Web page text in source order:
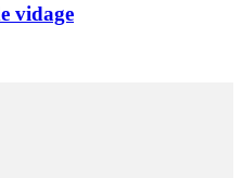
vidage